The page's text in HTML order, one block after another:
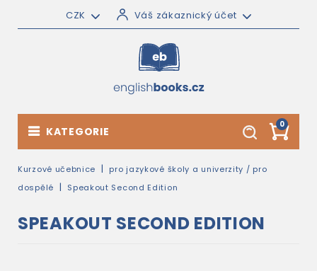
CZK Váš zákaznický účet
0
KATEGORIE
Kurzové učebnice
pro jazykové školy a univerzity / pro
dospělé
Speakout Second Edition
SPEAKOUT SECOND EDITION